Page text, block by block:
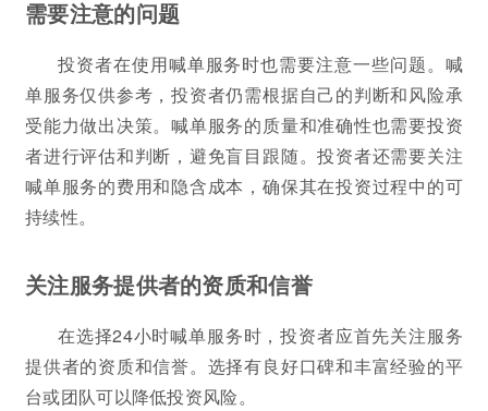
需要注意的问题
投资者在使用喊单服务时也需要注意一些问题。喊
单服务仅供参考，投资者仍需根据自己的判断和风险承
受能力做出决策。喊单服务的质量和准确性也需要投资
者进行评估和判断，避免盲目跟随。投资者还需要关注
喊单服务的费用和隐含成本，确保其在投资过程中的可
持续性。
关注服务提供者的资质和信誉
在选择24小时喊单服务时，投资者应首先关注服务
提供者的资质和信誉。选择有良好口碑和丰富经验的平
台或团队可以降低投资风险。